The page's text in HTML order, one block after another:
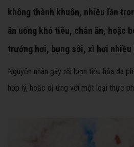
không thành khuôn, nhiều lần
ăn uống khó tiêu, chán ăn, hoặc
trướng hơi, bụng sôi, xì hơi nhiều
Nguyên nhân gây rối loạn tiêu hóa đa
hợp lý, hoặc dị ứng với một loại thực